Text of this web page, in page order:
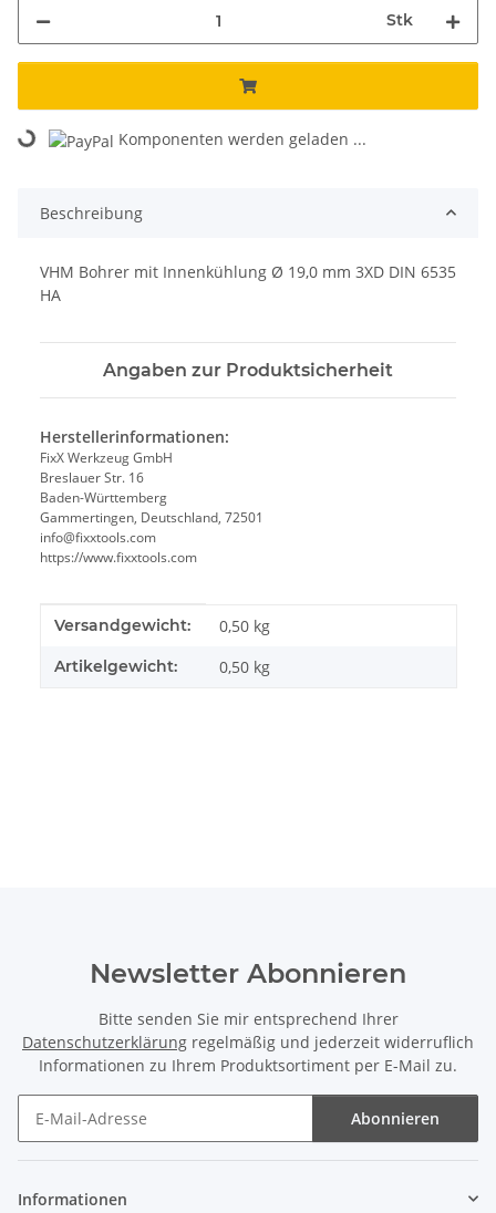
Stk
Loading... Komponenten werden geladen ...
Beschreibung
VHM Bohrer mit Innenkühlung Ø 19,0 mm 3XD DIN 6535
HA
Angaben zur Produktsicherheit
Herstellerinformationen:
FixX Werkzeug GmbH
Breslauer Str. 16
Baden-Württemberg
Gammertingen, Deutschland, 72501
info@fixxtools.com
https://www.fixxtools.com
Produkteigenschaft
Wert
Versandgewicht: 0,50 kg
Artikelgewicht: 0,50 kg
Newsletter Abonnieren
Bitte senden Sie mir entsprechend Ihrer
Datenschutzerklärung regelmäßig und jederzeit widerruflich
Informationen zu Ihrem Produktsortiment per E-Mail zu.
Abonnieren
Informationen